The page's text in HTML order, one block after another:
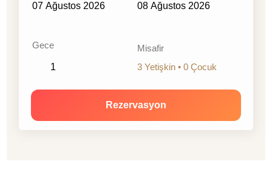
Gece
Misafir
3 Yetişkin • 0 Çocuk
Rezervasyon